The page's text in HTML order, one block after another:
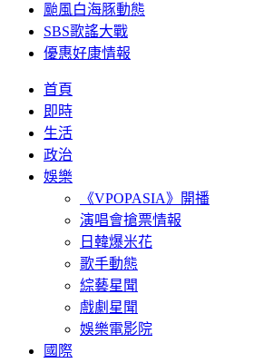
颱風白海豚動態
SBS歌謠大戰
優惠好康情報
首頁
即時
生活
政治
娛樂
《VPOPASIA》開播
演唱會搶票情報
日韓爆米花
歌手動態
綜藝星聞
戲劇星聞
娛樂電影院
國際